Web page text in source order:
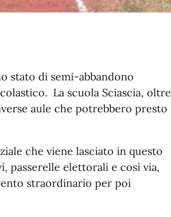
stato di semi-abbandono
La scuola Sciascia, oltre
aule che potrebbero presto
che viene lasciato in questo
passerelle elettorali e così via,
straordinario per poi